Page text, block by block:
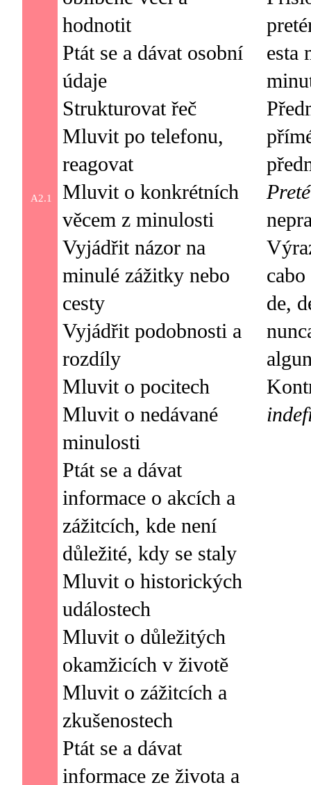
A2.1
hodnotit
Ptát se a dávat osobní
údaje
Strukturovat řeč
Mluvit po telefonu,
reagovat
Mluvit o konkrétních
věcem z minulosti
Vyjádřit názor na
minulé zážitky nebo
cesty
Vyjádřit podobnosti a
rozdíly
Mluvit o pocitech
Mluvit o nedávané
minulosti
Ptát se a dávat
informace o akcích a
zážitcích, kde není
důležité, kdy se staly
Mluvit o historických
událostech
Mluvit o důležitých
okamžicích v životě
Mluvit o zážitcích a
zkušenostech
Ptát se a dávat
informace ze života a
esta
de,